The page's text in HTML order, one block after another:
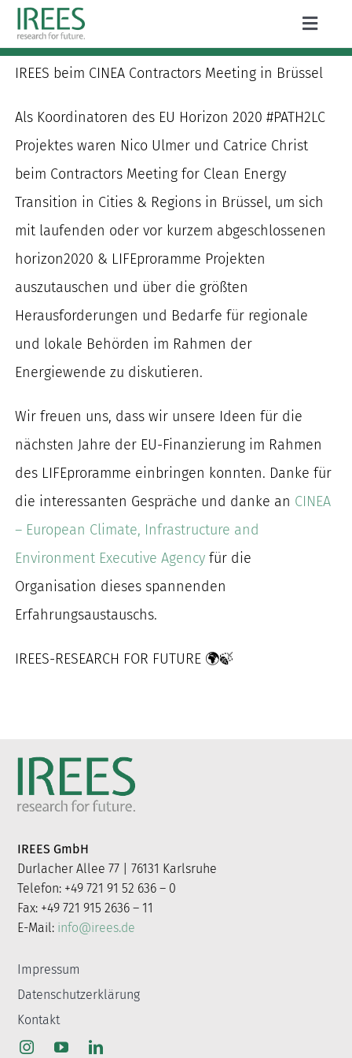
Zum
Inhalt
springen
Toggle
ÜBER UNS
AKTUELLES
PROJEKTE
PUBLIKATIONEN
KARRIERE
Suche
nach:
IREES beim CINEA Contractors Meeting in Brüssel
Als Koordinatoren des EU Horizon 2020 #PATH2LC
Projektes waren Nico Ulmer und Catrice Christ
beim Contractors Meeting for Clean Energy
Transition in Cities & Regions in Brüssel, um sich
mit laufenden oder vor kurzem abgeschlossenen
horizon2020 & LIFEproramme Projekten
auszutauschen und über die größten
Herausforderungen und Bedarfe für regionale
und lokale Behörden im Rahmen der
Energiewende zu diskutieren.
Wir freuen uns, dass wir unsere Ideen für die
nächsten Jahre der EU-Finanzierung im Rahmen
des LIFEproramme einbringen konnten. Danke für
die interessanten Gespräche und danke an CINEA
– European Climate, Infrastructure and
Environment Executive Agency für die
Organisation dieses spannenden
Erfahrungsaustauschs.
IREES-RESEARCH FOR FUTURE 🌍🍃
IREES GmbH
Durlacher Allee 77 | 76131 Karlsruhe
Telefon: +49 721 91 52 636 – 0
Fax: +49 721 915 2636 – 11
E-Mail: info@irees.de
Impressum
Datenschutzerklärung
Kontakt